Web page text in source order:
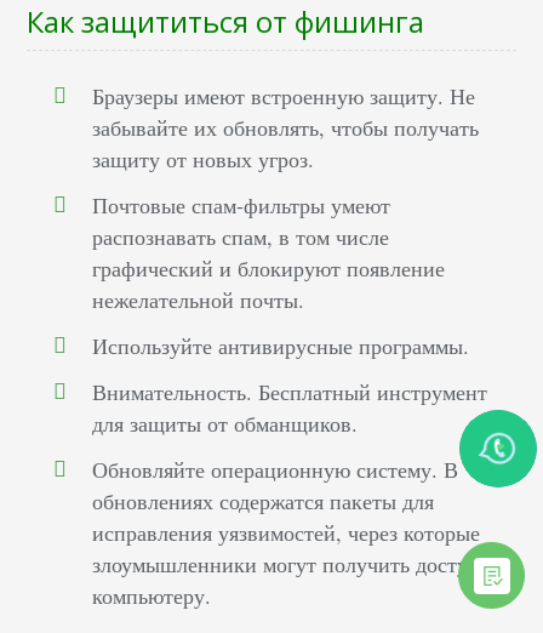
Как защититься от фишинга
Браузеры имеют встроенную защиту. Не
забывайте их обновлять, чтобы получать
защиту от новых угроз.
Почтовые спам-фильтры умеют
распознавать спам, в том числе
графический и блокируют появление
нежелательной почты.
Используйте антивирусные программы.
Внимательность. Бесплатный инструмент
для защиты от обманщиков.
Обновляйте операционную систему. В
обновлениях содержатся пакеты для
исправления уязвимостей, через которые
злоумышленники могут получить доступ к
компьютеру.